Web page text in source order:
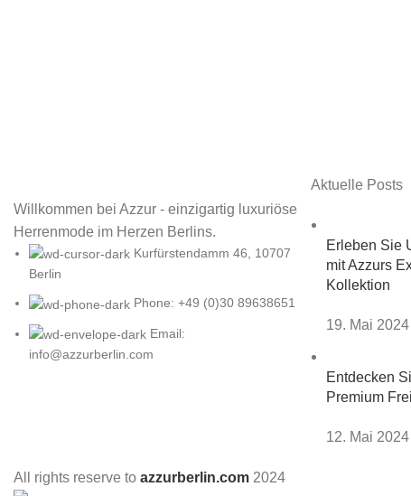
Willkommen bei Azzur - einzigartig luxuriöse
Herrenmode im Herzen Berlins.
Kurfürstendamm 46, 10707
Berlin
Phone: +49 (0)30 89638651
Email:
info@azzurberlin.com
Aktuelle Posts
Erleben Sie
mit Azzurs
Kollektion
19. Mai 2024
Entdecken
Premium
12. Mai 2024
All rights reserve to azzurberlin.com 2024